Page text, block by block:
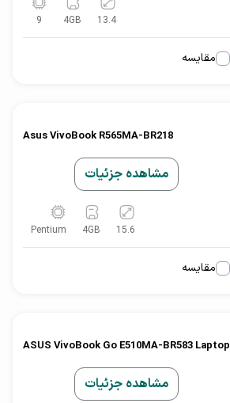
13.4
4GB
9
مقایسه
15.6
4GB
Pentium
Asus VivoBook R565MA-BR218
مشاهده جزئیات
مقایسه
ASUS VivoBook Go E510MA-BR583 Laptop
مشاهده جزئیات